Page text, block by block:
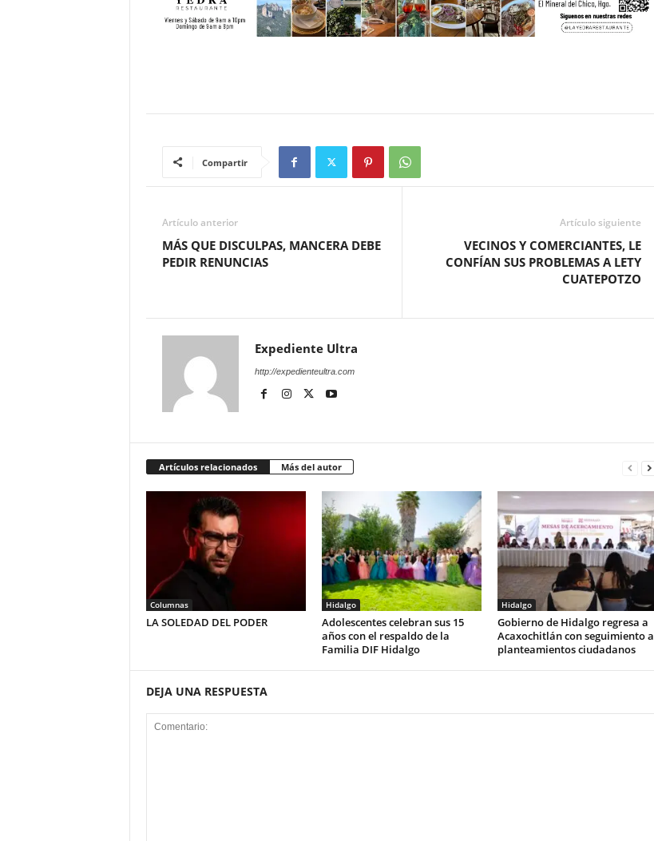
Compartir
Artículo anterior
MÁS QUE DISCULPAS, MANCERA DEBE
PEDIR RENUNCIAS
Artículo siguiente
VECINOS Y COMERCIANTES, LE
CONFÍAN SUS PROBLEMAS A LETY
CUATEPOTZO
Expediente Ultra
http://expedienteultra.com
Artículos relacionados Más del autor
Columnas
LA SOLEDAD DEL PODER
Hidalgo
Adolescentes celebran sus 15
años con el respaldo de la
Familia DIF Hidalgo
Hidalgo
Gobierno de Hidalgo regresa a
Acaxochitlán con seguimiento a
planteamientos ciudadanos
DEJA UNA RESPUESTA